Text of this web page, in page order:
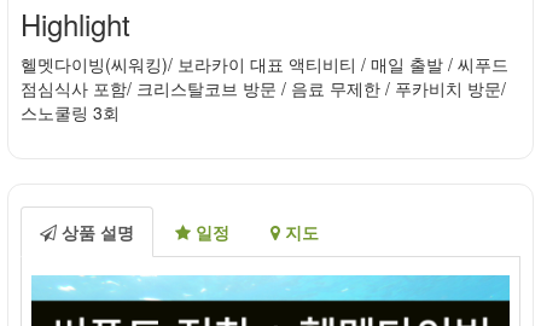
Highlight
헬멧다이빙(씨워킹)/ 보라카이 대표 액티비티 / 매일 출발 / 씨푸드
점심식사 포함/ 크리스탈코브 방문 / 음료 무제한 / 푸카비치 방문/
스노쿨링 3회
상품 설명 일정 지도